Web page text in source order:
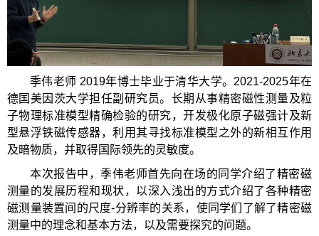
季伟老师 2019年博士毕业于清华大学。2021-2025年在
德国美因茨大学担任副研究员。长期从事精密磁性测量及粒
子物理标准模型精确检验的研究，开发极化原子磁强计及新
型悬浮铁磁传感器，利用其寻找标准模型之外的新相互作用
及暗物质，并取得国际领先的灵敏度。
本次报告中，季伟老师首先向在场的同学介绍了精密磁
测量的发展历程和现状，以深入浅出的方式介绍了各种精密
磁测量装置间的尺度-分辨率的关系，使同学们了解了精密磁
测量中的理念和基本方法，以及需要探究的问题。